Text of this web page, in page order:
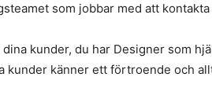
som jobbar med att
kunder, du har Designer som
kunder känner ett förtroende och